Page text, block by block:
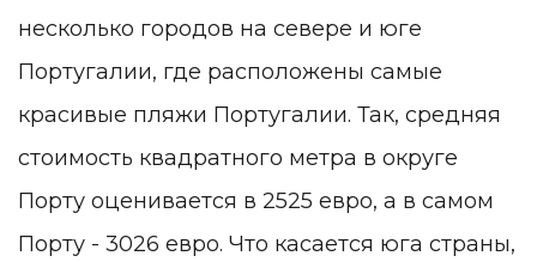
несколько городов на севере и юге
Португалии, где расположены самые
красивые пляжи Португалии. Так, средняя
стоимость квадратного метра в округе
Порту оценивается в 2525 евро, а в самом
Порту - 3026 евро. Что касается юга страны,